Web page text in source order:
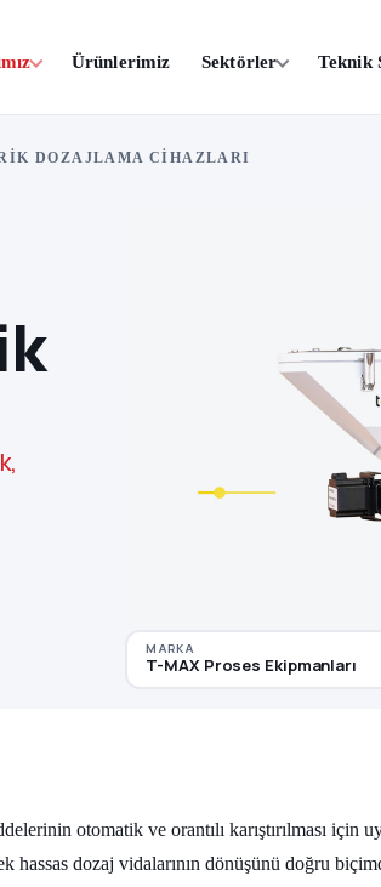
Ürünlerimiz Sektörler Teknik
DOZAJLAMA CIHAZLARI
MARKA
T-MAX Proses Ekipmanları
otomatik ve orantılı karıştırılması için
dozaj vidalarının dönüşünü doğru